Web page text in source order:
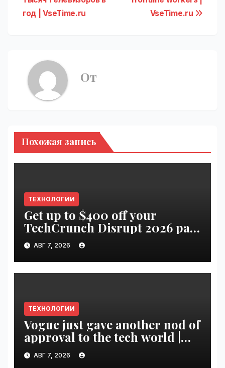
VseTime.ru
год | VseTime.ru
От
Похожая запись
ТЕХНОЛОГИИ
Get up to $400 off your
TechCrunch Disrupt 2026 pass
until tomorrow | VseTime.ru
АВГ 7, 2026
ТЕХНОЛОГИИ
Vogue just gave another nod of
approval to the tech world |
VseTime.ru
АВГ 7, 2026